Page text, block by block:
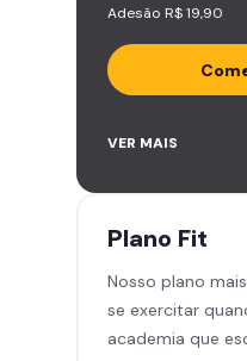
Adesão R$ 19,90
Acesso
Leve 5
Cadeira de
Skeelo App
Área de
Smart Fit
VER MAIS
Plano Fit
Nosso plano
se exercitar
academia que